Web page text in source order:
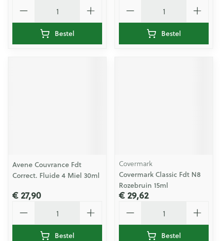
Bestel Bestel
Avene Couvrance Fdt
Correct. Fluide 4 Miel 30ml
€ 27,90
Bestel
Covermark
Covermark Classic Fdt N8
Rozebruin 15ml
€ 29,62
Bestel